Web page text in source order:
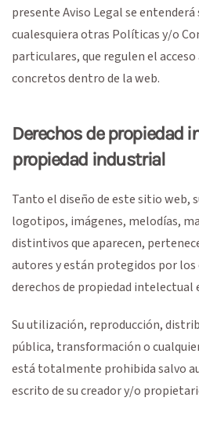
presente Aviso Legal se entenderá
cualesquiera otras Políticas y/o
particulares, que regulen el acceso
concretos dentro de la web.
Derechos de propiedad
propiedad industrial
Tanto el diseño de este sitio web,
logotipos, imágenes, melodías,
distintivos que aparecen,
autores y están protegidos por
derechos de propiedad intelectual
Su utilización, reproducción,
pública, transformación o
está totalmente prohibida salvo
escrito de su creador y/o